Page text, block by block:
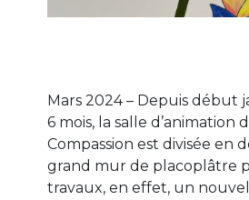
Mars 2024 – Depuis début
6 mois, la salle d’animation
Compassion est divisée en
grand mur de placoplâtre
travaux, en effet, un